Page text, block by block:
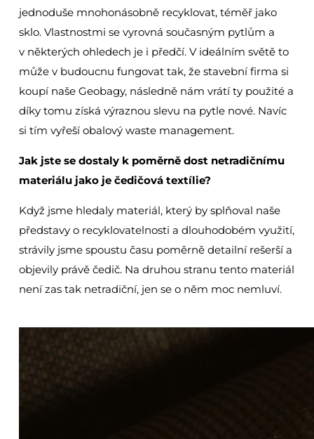
jednoduše mnohonásobně recyklovat, téměř jako
sklo. Vlastnostmi se vyrovná současným pytlům a
v některých ohledech je i předčí. V ideálním světě to
může v budoucnu fungovat tak, že stavební firma si
koupí naše Geobagy, následně nám vrátí ty použité a
díky tomu získá výraznou slevu na pytle nové. Navíc
si tím vyřeší obalový waste management.
Jak jste se dostaly k poměrně dost netradičnímu
materiálu jako je čedičová textílie?
Když jsme hledaly materiál, který by splňoval naše
představy o recyklovatelnosti a dlouhodobém využití,
strávily jsme spoustu času poměrně detailní rešerší a
objevily právě čedič. Na druhou stranu tento materiál
není zas tak netradiční, jen se o něm moc nemluví.